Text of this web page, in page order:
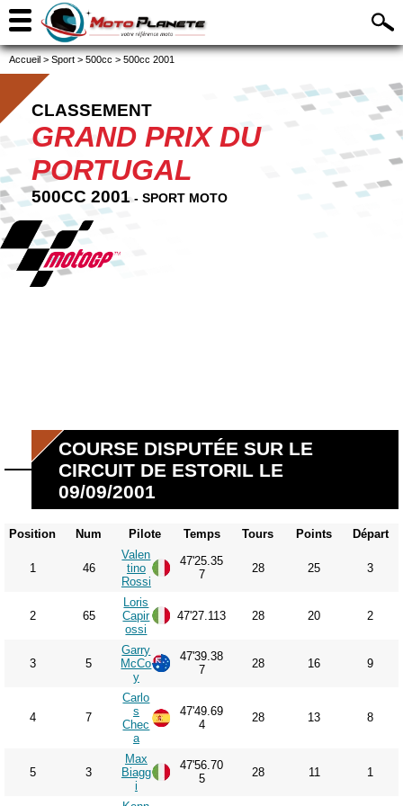
Accueil > Sport > 500cc > 500cc 2001
CLASSEMENT
GRAND PRIX DU
PORTUGAL
500CC 2001 - SPORT MOTO
COURSE DISPUTÉE SUR LE
CIRCUIT DE ESTORIL LE
09/09/2001
Position Num Pilote Temps Tours Points Départ
1 46
Valen
tino
Rossi
47'25.35
7
28 25 3
2 65
Loris
Capir
ossi
47'27.113 28 20 2
3 5
Garry
McCo
y
47'39.38
7
28 16 9
4 7
Carlo
s
Chec
a
47'49.69
4
28 13 8
5 3
Max
Biagg
i
47'56.70
5
28 11 1